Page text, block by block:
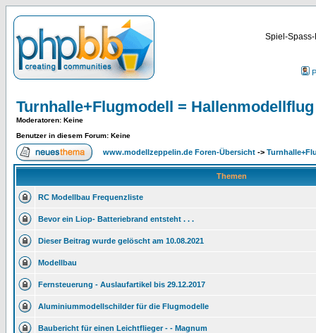
Spiel-
Turnhalle+Flugmodell = Hallenmodellflug
Moderatoren: Keine
Benutzer in diesem Forum: Keine
www.modellzeppelin.de Foren-Übersicht ->
Themen
RC Modellbau Frequenzliste
Bevor ein Liop- Batteriebrand entsteht . . .
Dieser Beitrag wurde gelöscht am 10.08.2021
Modellbau
Fernsteuerung - Auslaufartikel bis 29.12.2017
Aluminiummodellschilder für die Flugmodelle
Baubericht für einen Leichtflieger - - Magnum